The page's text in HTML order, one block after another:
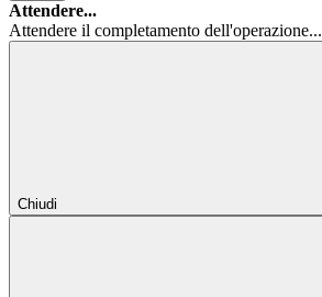
Attendere...
Attendere il completamento dell'operazione...
Chiudi